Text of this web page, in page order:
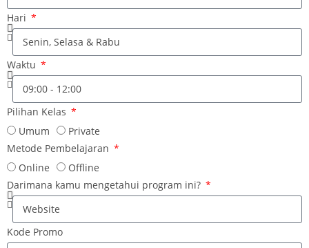
Hari
Waktu
Pilihan Kelas
Umum
Private
Metode Pembelajaran
Online
Offline
Darimana kamu mengetahui program ini?
Kode Promo